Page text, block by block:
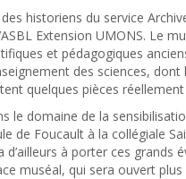
historiens du service
Extension UMONS. Le
et pédagogiques
des sciences,
quelques pièces
domaine de la
de Foucault à la collégiale
à porter ces grands
muséal, qui sera ouvert